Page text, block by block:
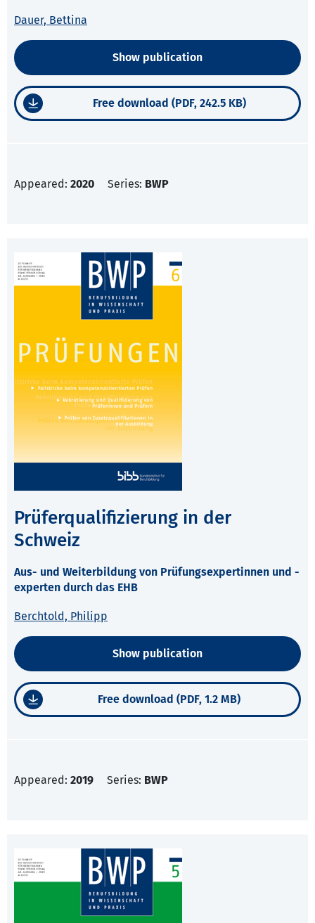
Dauer, Bettina
Show publication
Free download (PDF, 242.5 KB)
Appeared: 2020 Series: BWP
Prüferqualifizierung in der
Schweiz
Aus- und Weiterbildung von Prüfungsexpertinnen und -
experten durch das EHB
Berchtold, Philipp
Show publication
Free download (PDF, 1.2 MB)
Appeared: 2019 Series: BWP